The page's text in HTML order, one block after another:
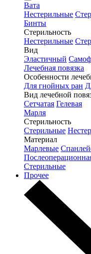
Вата
Нестерильные
Бинты
Стерильность
Нестерильные
Вид
Эластичный
Лечебная повязка
Особенности
Для гнойных ран
Вид лечебной
Сетчатая Гелевая
Марля
Стерильность
Стерильные
Материал
Марлевые
Стерильные
Прочее